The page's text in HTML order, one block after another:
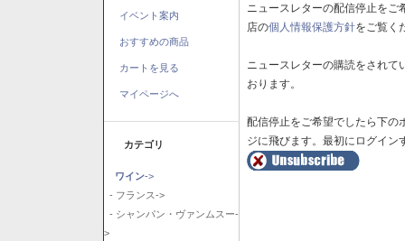
イベント案内
おすすめの商品
カートを見る
マイページへ
カテゴリ
ワイン->
- フランス->
- シャンパン・ヴァンムスー-
>
ニュースレターの配信停止を
店の個人情報保護方針をご覧く
ニュースレターの購読をされ
おります。
配信停止をご希望でしたら下の
ジに飛びます。最初にログイン